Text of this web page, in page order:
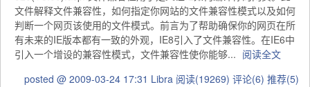
文件解释文件兼容性，如何指定你网站的文件兼容性模式以及如何
判断一个网页该使用的文件模式。前言为了帮助确保你的网页在所
有未来的IE版本都有一致的外观，IE8引入了文件兼容性。在IE6中
引入一个增设的兼容性模式，文件兼容性使你能够... 阅读全文
posted @ 2009-03-24 17:31 Libra 阅读(19269) 评论(6) 推荐(5)